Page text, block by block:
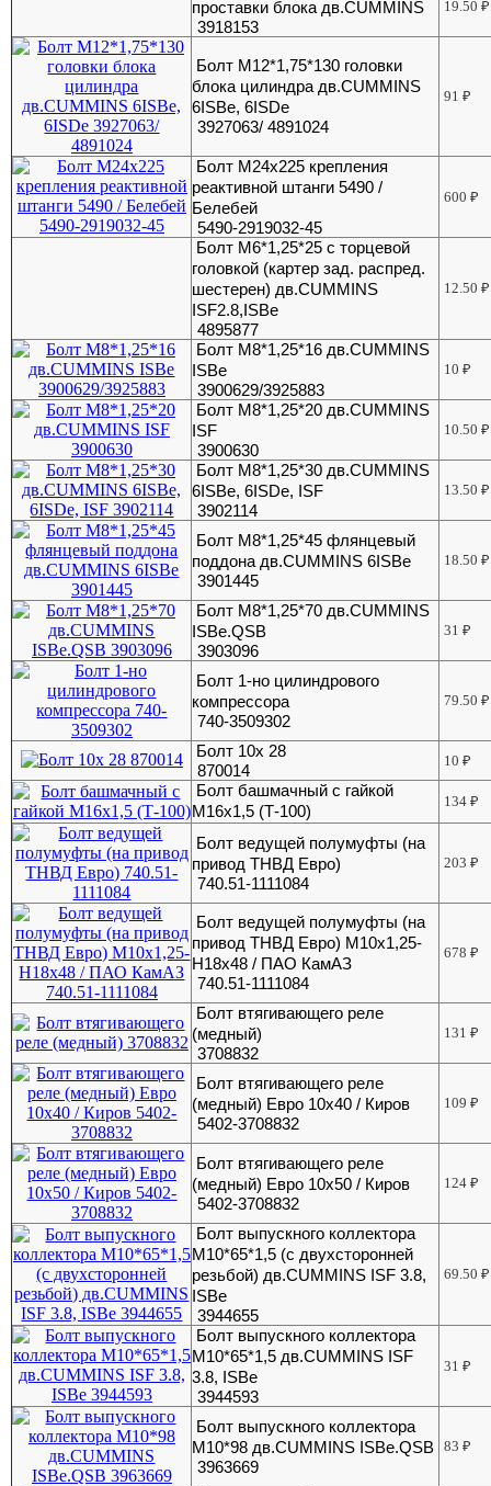
проставки блока дв.CUMMINS
3918153
19.50₽
Болт М12*1,75*130 головки
блока цилиндра дв.CUMMINS
6ISBe, 6ISDe
3927063/ 4891024
91₽
Болт М24х225 крепления
реактивной штанги 5490 /
Белебей
5490-2919032-45
600₽
Болт М6*1,25*25 с торцевой
головкой (картер зад. распред.
шестерен) дв.CUMMINS
ISF2.8,ISBe
4895877
12.50₽
Болт М8*1,25*16 дв.CUMMINS
ISBe
3900629/3925883
10₽
Болт М8*1,25*20 дв.CUMMINS
ISF
3900630
10.50₽
Болт М8*1,25*30 дв.CUMMINS
6ISBe, 6ISDe, ISF
3902114
13.50₽
Болт М8*1,25*45 флянцевый
поддона дв.CUMMINS 6ISBe
3901445
18.50₽
Болт М8*1,25*70 дв.CUMMINS
ISBe.QSB
3903096
31₽
Болт 1-но цилиндрового
компрессора
740-3509302
79.50₽
Болт 10х 28
870014
10₽
Болт башмачный с гайкой
М16х1,5 (Т-100)
134₽
Болт ведущей полумуфты (на
привод ТНВД Евро)
740.51-1111084
203₽
Болт ведущей полумуфты (на
привод ТНВД Евро) М10х1,25-
Н18х48 / ПАО КамАЗ
740.51-1111084
678₽
Болт втягивающего реле
(медный)
3708832
131₽
Болт втягивающего реле
(медный) Евро 10х40 / Киров
5402-3708832
109₽
Болт втягивающего реле
(медный) Евро 10х50 / Киров
5402-3708832
124₽
Болт выпускного коллектора
М10*65*1,5 (с двухсторонней
резьбой) дв.CUMMINS ISF 3.8,
ISBe
3944655
69.50₽
Болт выпускного коллектора
М10*65*1,5 дв.CUMMINS ISF
3.8, ISBe
3944593
31₽
Болт выпускного коллектора
М10*98 дв.CUMMINS ISBe.QSB
3963669
83₽